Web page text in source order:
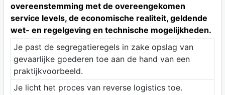
overeenstemming met de overeengekomen
service levels, de economische realiteit, geldende
wet- en regelgeving en technische mogelijkheden.
Je past de segregatieregels in zake opslag van
gevaarlijke goederen toe aan de hand van een
praktijkvoorbeeld.
Je licht het proces van reverse logistics toe.